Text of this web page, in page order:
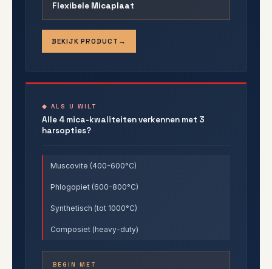
Flexibele Micaplaat
BEKIJK PRODUCT
◆ ALS U WILT
Alle 4 mica-kwaliteiten verkennen met 3
harsopties?
Muscovite (400-600°C)
Phlogopiet (600-800°C)
Synthetisch (tot 1000°C)
Composiet (heavy-duty)
BEGIN MET